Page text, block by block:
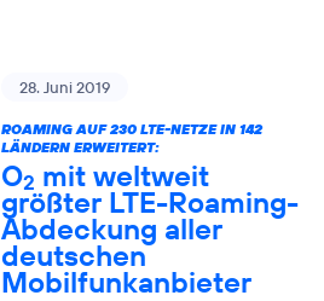
28. Juni 2019
ROAMING AUF 230 LTE-NETZE IN 142
LÄNDERN ERWEITERT:
O2 mit weltweit
größter LTE-Roaming-
Abdeckung aller
deutschen
Mobilfunkanbieter